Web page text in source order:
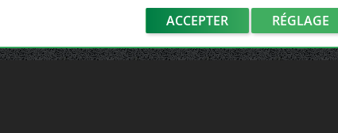
ACCEPTER RÉGLAGE